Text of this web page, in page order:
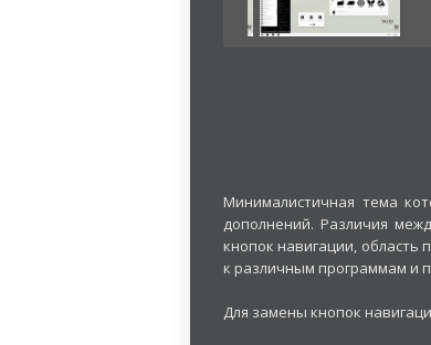
Минималистичная тема
дополнений. Различия
кнопок навигации, область
к различным программам и
Для замены кнопок